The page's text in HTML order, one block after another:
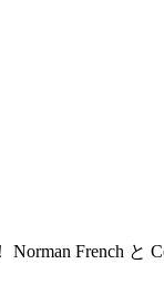
Norman French と